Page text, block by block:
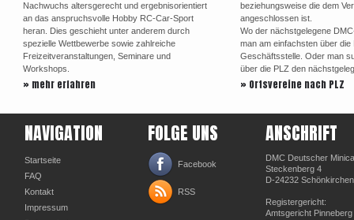
Nachwuchs altersgerecht und ergebnisorientiert
an das anspruchsvolle Hobby RC-Car-Sport
heran. Dies geschieht unter anderem durch
spezielle Wettbewerbe sowie zahlreiche
Freizeitveranstaltungen, Seminare und
Workshops.
» mehr erfahren
beziehungsweise die dem
angeschlossen ist.
Wo der nächstgelegene
man am einfachsten über die
Geschäftsstelle. Oder man
über die PLZ den
» Ortsvereine nach PLZ
NAVIGATION
Startseite
FAQ
Kontakt
Impressum
FOLGE UNS
Facebook
RSS
ANSCHRIFT
DMC Deutscher
Steckenberg 4
D-24232 Schönkirchen
Registergericht:
Amtsgericht Pinneberg